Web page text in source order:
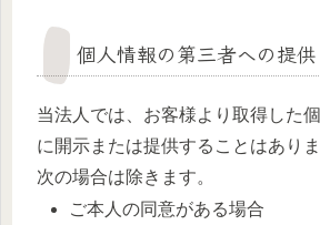
個人情報の第三者への提
当法人では、お客様より取得した
に開示または提供することはあり
次の場合は除きます。
ご本人の同意がある場合